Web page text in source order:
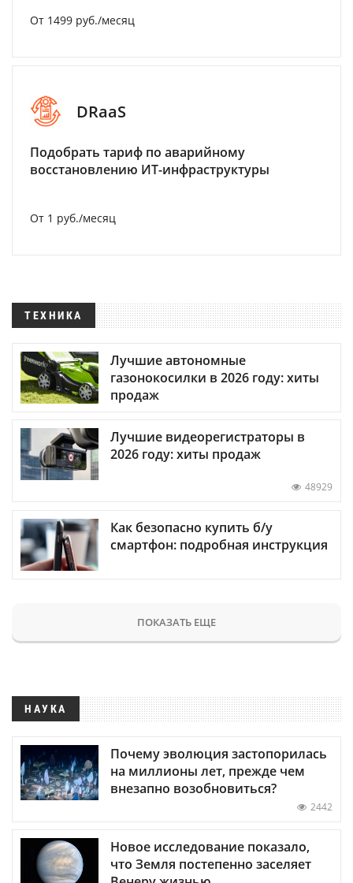
От 1499 руб./месяц
DRaaS
Подобрать тариф по аварийному
восстановлению ИТ-инфраструктуры
От 1 руб./месяц
ТЕХНИКА
Лучшие автономные
газонокосилки в 2026 году: хиты
продаж
Лучшие видеорегистраторы в
2026 году: хиты продаж
48929
Как безопасно купить б/у
смартфон: подробная инструкция
ПОКАЗАТЬ ЕЩЕ
НАУКА
Почему эволюция застопорилась
на миллионы лет, прежде чем
внезапно возобновиться?
2442
Новое исследование показало,
что Земля постепенно заселяет